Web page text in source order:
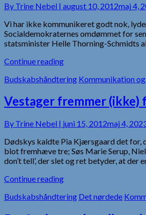
By Trine Nebel | august 10, 2012maj 4,
Vi har ikke kommunikeret godt nok,
Socialdemokraternes omdømmet for
statsminister Helle Thorning-Schmidts
Continue reading
Budskabshåndtering Kommunikation
Vestager fremmer (ikke)
By Trine Nebel | juni 15, 2012maj 4,
Dødskys kaldte Pia Kjærsgaard det for,
blot fremhæve tre; Søs Marie Serup,
don’t tell’, der slet og ret betyder, at
Continue reading
Budskabshåndtering Det nørdede